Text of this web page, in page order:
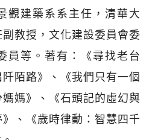
觀建築系系主任，清華大
教授，文化建設委員會委
員等。著有：《尋找老台
陌路》、《我們只有一個
媽》、《石頭記的虛幻與
、《歲時律動：智慧四千